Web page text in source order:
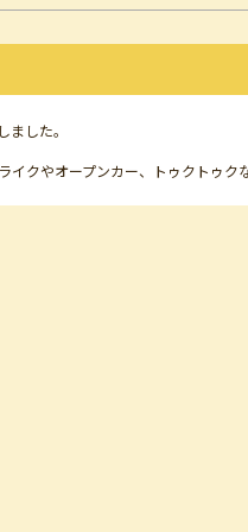
した。
クやオープンカー、トゥクトゥク